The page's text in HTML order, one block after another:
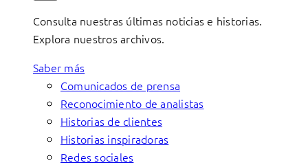
Consulta nuestras últimas noticias e historias.
Explora nuestros archivos.
Saber más
Comunicados de prensa
Reconocimiento de analistas
Historias de clientes
Historias inspiradoras
Redes sociales